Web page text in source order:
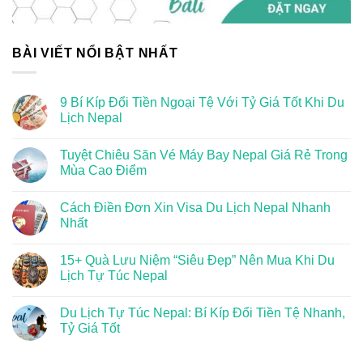
BÀI VIẾT NỔI BẬT NHẤT
9 Bí Kíp Đổi Tiền Ngoại Tệ Với Tỷ Giá Tốt Khi Du
Lịch Nepal
Tuyệt Chiêu Săn Vé Máy Bay Nepal Giá Rẻ Trong
Mùa Cao Điểm
Cách Điền Đơn Xin Visa Du Lịch Nepal Nhanh
Nhất
15+ Quà Lưu Niệm “Siêu Đẹp” Nên Mua Khi Du
Lịch Tự Túc Nepal
Du Lịch Tự Túc Nepal: Bí Kíp Đổi Tiền Tệ Nhanh,
Tỷ Giá Tốt